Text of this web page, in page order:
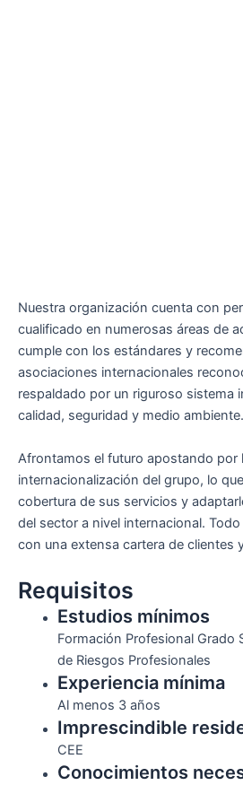
Nuestra organización cuenta con
cualificado en numerosas áreas de
cumple con los estándares y
asociaciones internacionales
respaldado por un riguroso sistema
calidad, seguridad y medio ambiente.
Afrontamos el futuro apostando por
internacionalización del grupo, lo
cobertura de sus servicios y
del sector a nivel internacional.
con una extensa cartera de clientes
Requisitos
Estudios mínimos
Formación Profesional Grado
de Riesgos Profesionales
Experiencia mínima
Al menos 3 años
Imprescindible
CEE
Conocimientos